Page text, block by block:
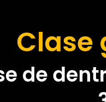
Clase
de